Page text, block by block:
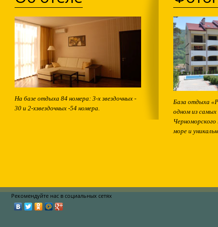
На базе отдыха 84 номера: 3-х звездочных -
30 и 2-хзвездочных -54 номера.
База отдыха
одном из
море и
Рекомендуйте нас в социальных сетях